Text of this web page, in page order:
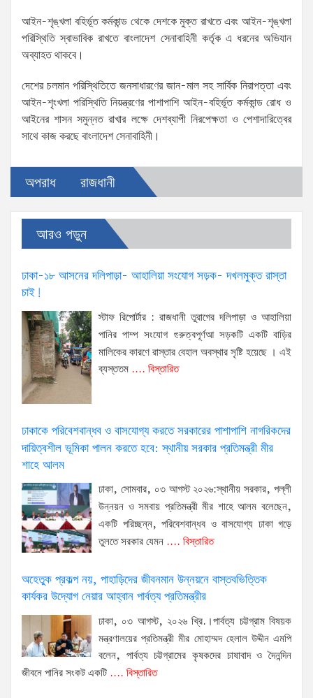
আইন-শৃঙ্খলা বহির্ভূত কর্মকান্ড থেকে দেশকে মুক্ত রাখতে এবং আইন-শৃঙ্খলা
পরিস্থিতি স্বাভাবিক রাখতে বাংলাদেশ সেনাবাহিনী কর্তৃক এ ধরনের অভিযান
অব্যাহত থাকবে।
দেশের চলমান পরিস্থিতিতে জনসাধারণের জান-মাল সহ সার্বিক নিরাপত্তা এবং
আইন-শৃংখলা পরিস্থিতি নিয়ন্ত্রণের পাশাপাশি আইন-বহির্ভূত কর্মকান্ড রোধ ও
আইনের শাসন সমুন্নত রাখার লক্ষে দেশব্যাপী নিরপেক্ষতা ও পেশাদারিত্বের
সাথে কাজ করছে বাংলাদেশ সেনাবাহিনী।
অপরাধ রাজধানী
আরও পড়ুন
ঢাকা-১৮ আসনের দলিপাড়া- আহালিয়া সংযোগ সড়ক- দখলমুক্ত রাস্তা
চাই!
স্টাফ রিপোর্টার : রাজধানী তুরাগের দলিপাড়া ও আহালিয়া
পানির পাম্প সংযোগ গুরুত্বপূর্ণআ সড়কটি একটি বাড়ির
মালিকের কারণে রাস্তার বেহাল অবস্থার সৃষ্টি হয়েছে । এই
ব্যস্ততম .... বিস্তারিত
ঢাকাকে পরিবেশবান্ধব ও বাসযোগ্য করতে সরকারের পাশাপাশি নাগরিকদের
দায়িত্বশীল ভূমিকা পালন করতে হবে: স্থানীয় সরকার প্রতিমন্ত্রী মীর
শাহে আলম
ঢাকা, সোমবার, ০৩ আগস্ট ২০২৬:স্থানীয় সরকার, পল্লী
উন্নয়ন ও সমবায় প্রতিমন্ত্রী মীর শাহে আলম বলেছেন,
একটি পরিচ্ছন্ন, পরিবেশবান্ধব ও বাসযোগ্য ঢাকা গড়ে
তুলতে সরকার যেমন .... বিস্তারিত
অহেতুক প্রকল্প নয়, পাহাড়িদের জীবনমান উন্নয়নে বাস্তবভিত্তিক
কার্যকর উদ্যোগ নেয়ার আহ্বান পার্বত্য প্রতিমন্ত্রীর
ঢাকা, ০৩ আগস্ট, ২০২৬ খ্রি.।পার্বত্য চট্টগ্রাম বিষয়ক
মন্ত্রণালয়ের প্রতিমন্ত্রী মীর মোহাম্মদ হেলাল উদ্দীন এমপি
বলেন, পার্বত্য চট্টগ্রামের কৃষকদের চাষাবাদ ও দৈনন্দিন
জীবনে পানির সংকট একটি .... বিস্তারিত